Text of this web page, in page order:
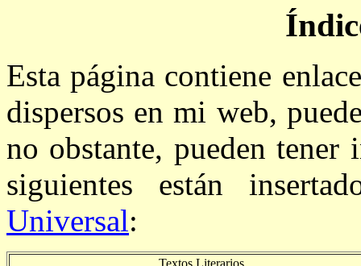
Esta página contiene
dispersos en mi web,
no obstante, pueden tener
siguientes están
Universal:
Textos Literarios